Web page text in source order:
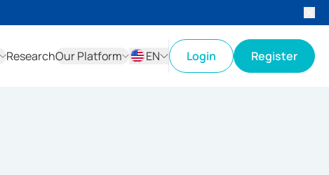
ResearchOur Platform
EN
Login Register